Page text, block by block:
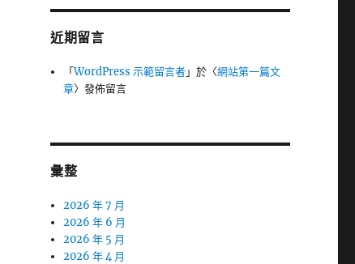
近期留言
「WordPress 示範留言者」於〈網站第一篇文
章〉發佈留言
彙整
2026 年 7 月
2026 年 6 月
2026 年 5 月
2026 年 4 月